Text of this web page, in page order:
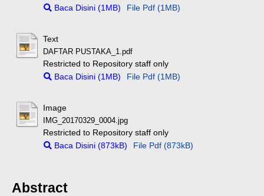
Baca Disini (1MB)
File Pdf (1MB)
Text
DAFTAR PUSTAKA_1.pdf
Restricted to Repository staff only
Baca Disini (1MB)
File Pdf (1MB)
Image
IMG_20170329_0004.jpg
Restricted to Repository staff only
Baca Disini (873kB)
File Pdf (873kB)
Abstract